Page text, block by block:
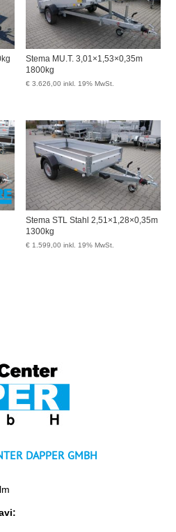
Stema MU.T. 3,01×1,53×0,35m
1800kg
€ 3.626,00 inkl. 19% MwSt.
Stema STL Stahl 2,51×1,28×0,35m
1300kg
€ 1.599,00 inkl. 19% MwSt.
DAPPER GMBH